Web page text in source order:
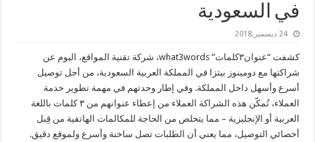
في السعودية
24 ديسمبر,2018
كشفت “عنوان۳كلمات” what3words، شركة تقنية المواقع، اليوم عن
شراكتها مع دومينوز بيتزا في المملكة العربية السعودية، من أجل توصيل
أسرع وأسهل داخل المملكة. وفي إطار وحدتهم في مهمة تطوير خدمة
العملاء، تُمكّن هذه الشراكة العملاء من إعطاء عنوانهم من ۳ كلمات باللغة
العربية أو الإنجليزية – مما يتخلص من الحاجة للمكالمات الهاتفية من قِبل
أخصائي التوصيل، مما يعني أن الطلبات تصل ساخنة وأسرع ولموقع دقيق.